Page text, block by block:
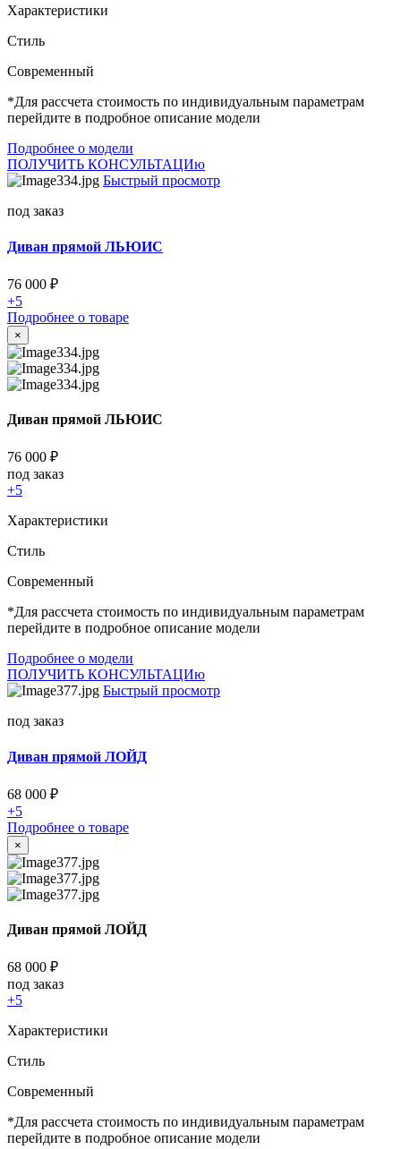
Характеристики
Стиль
Cовременный
*Для рассчета стоимость по индивидуальным параметрам
перейдите в подробное описание модели
Подробнее о модели
ПОЛУЧИТЬ КОНСУЛЬТАЦИю
Быстрый просмотр
под заказ
Диван прямой ЛЬЮИС
76 000 ₽
+5
Подробнее о товаре
×
Диван прямой ЛЬЮИС
76 000 ₽
под заказ
+5
Характеристики
Стиль
Cовременный
*Для рассчета стоимость по индивидуальным параметрам
перейдите в подробное описание модели
Подробнее о модели
ПОЛУЧИТЬ КОНСУЛЬТАЦИю
Быстрый просмотр
под заказ
Диван прямой ЛОЙД
68 000 ₽
+5
Подробнее о товаре
×
Диван прямой ЛОЙД
68 000 ₽
под заказ
+5
Характеристики
Стиль
Cовременный
*Для рассчета стоимость по индивидуальным параметрам
перейдите в подробное описание модели